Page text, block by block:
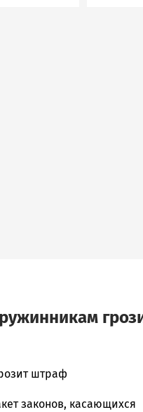
штраф
законов, касающихся